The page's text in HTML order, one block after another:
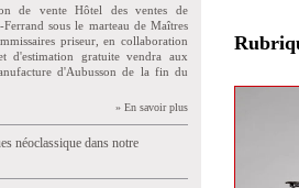
de vente Hôtel des ventes de
Ferrand sous le marteau de Maîtres
priseur, en collaboration
d'estimation gratuite vendra aux
d'Aubusson de la fin du
» En savoir plus
néoclassique dans notre